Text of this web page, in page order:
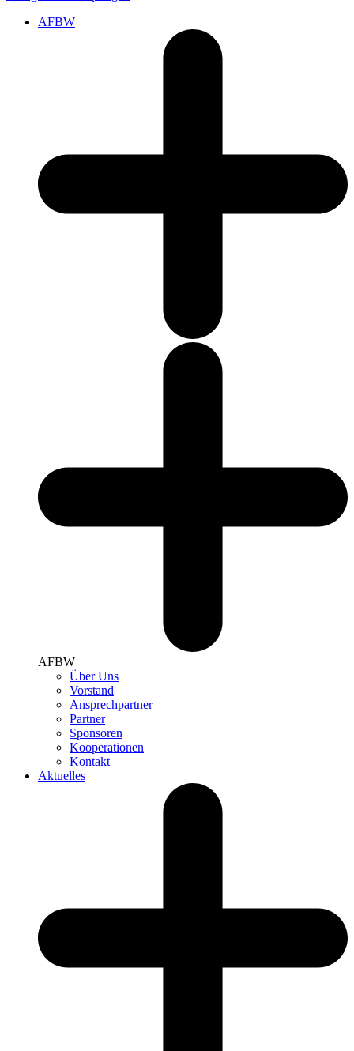
AFBW
AFBW
Über Uns
Vorstand
Ansprechpartner
Partner
Sponsoren
Kooperationen
Kontakt
Aktuelles